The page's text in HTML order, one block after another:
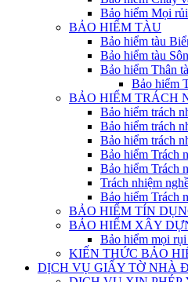
Bảo hiểm Mọi
BẢO HIỂM TÀU
Bảo hiểm tàu
Bảo hiểm tàu
Bảo hiểm Thân
Bảo hiểm
BẢO HIỂM TRÁCH
Bảo hiểm trách
Bảo hiểm trách
Bảo hiểm trách
Bảo hiểm Trách
Bảo hiểm Trách
Trách nhiệm
Bảo hiểm Trách
BẢO HIỂM TÍN
BẢO HIỂM XÂY
Bảo hiểm mọi
KIẾN THỨC BẢO
DỊCH VỤ GIẤY TỜ NHÀ